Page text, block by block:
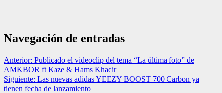
Navegación de entradas
Anterior: Publicado el videoclip del tema “La última foto” de
AMKBOR ft Kaze & Hams Khadir
Siguiente: Las nuevas adidas YEEZY BOOST 700 Carbon ya
tienen fecha de lanzamiento